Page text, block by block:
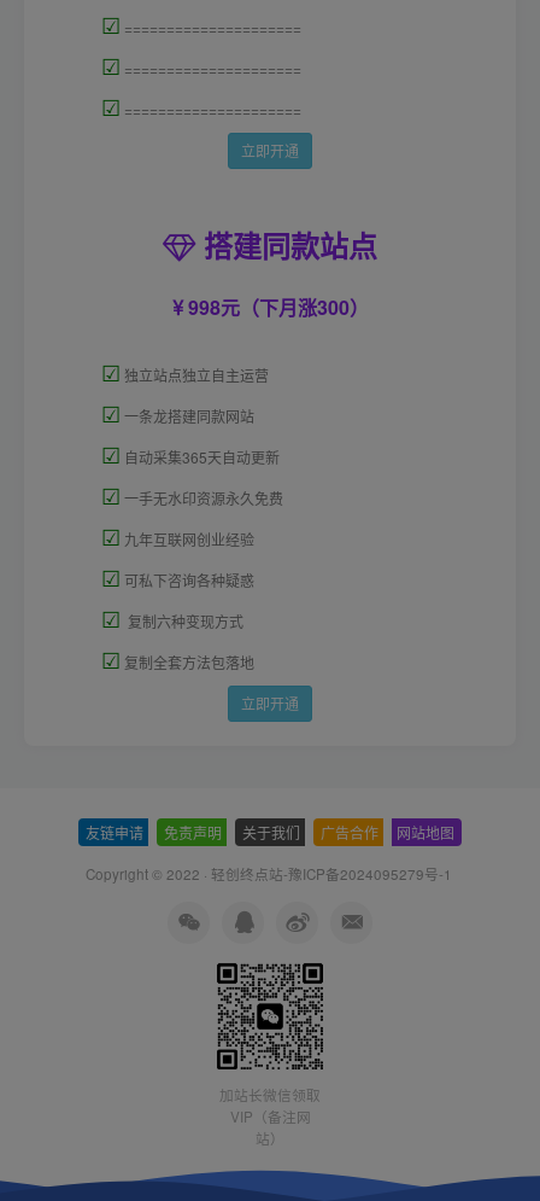
☑ =====================
☑ =====================
☑ =====================
立即开通
搭建同款站点
998元（下月涨300）
☑ 独立站点独立自主运营
☑ 一条龙搭建同款网站
☑ 自动采集365天自动更新
☑ 一手无水印资源永久免费
☑ 九年互联网创业经验
☑ 可私下咨询各种疑惑
☑ 复制六种变现方式
☑ 复制全套方法包落地
立即开通
友链申请 免责声明 关于我们 广告合作 网站地图
Copyright © 2022 · 轻创终点站-豫ICP备2024095279号-1
加站长微信领取
VIP（备注网
站）